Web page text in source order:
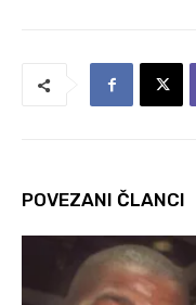
POVEZANI ČLANCI